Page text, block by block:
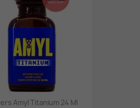
Amyl Titanium 24 Ml